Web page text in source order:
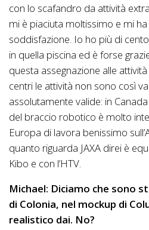
con lo scafandro da attività
mi è piaciuta moltissimo e mi
soddisfazione. Io ho più di
in quella piscina ed è forse
questa assegnazione alle
centri le attività non sono così
assolutamente valide: in
del braccio robotico è molto
Europa di lavora benissimo
quanto riguarda JAXA direi è
Kibo e con l’HTV.
Michael: Diciamo che sono
di Colonia, nel mockup di
realistico dai. No?